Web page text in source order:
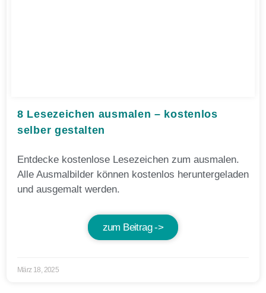
8 Lesezeichen ausmalen – kostenlos
selber gestalten
Entdecke kostenlose Lesezeichen zum ausmalen.
Alle Ausmalbilder können kostenlos heruntergeladen
und ausgemalt werden.
zum Beitrag ->
März 18, 2025